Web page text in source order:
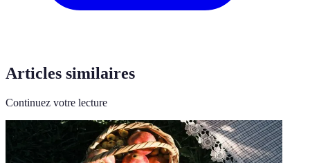
Articles similaires
Continuez votre lecture